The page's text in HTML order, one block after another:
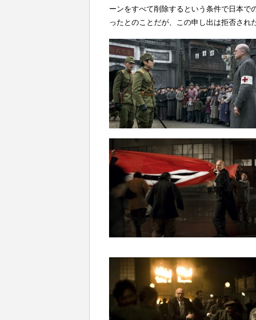
ーンをすべて削除するという条件で日本で
ったとのことだが、この申し出は拒否された